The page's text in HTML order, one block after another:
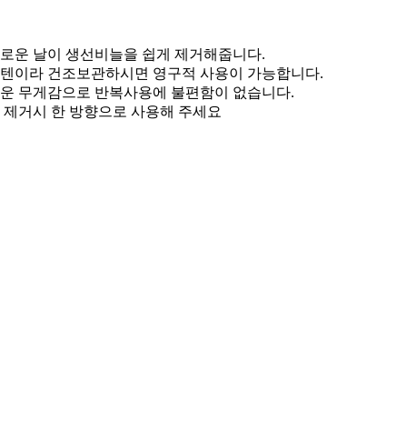
운 날이 생선비늘을 쉽게 제거해줍니다.
이라 건조보관하시면 영구적 사용이 가능합니다.
무게감으로 반복사용에 불편함이 없습니다.
제거시 한 방향으로 사용해 주세요